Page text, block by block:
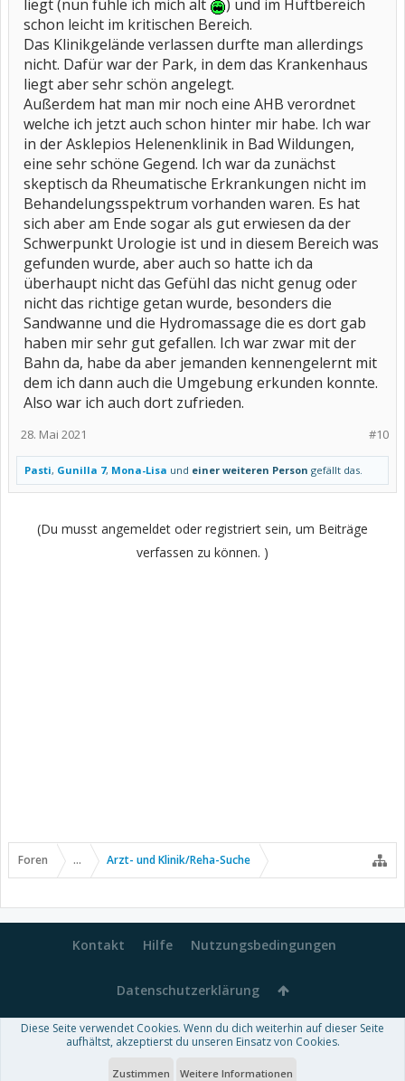
liegt (nun fühle ich mich alt
) und im Hüftbereich
schon leicht im kritischen Bereich.
Das Klinikgelände verlassen durfte man allerdings
nicht. Dafür war der Park, in dem das Krankenhaus
liegt aber sehr schön angelegt.
Außerdem hat man mir noch eine AHB verordnet
welche ich jetzt auch schon hinter mir habe. Ich war
in der Asklepios Helenenklinik in Bad Wildungen,
eine sehr schöne Gegend. Ich war da zunächst
skeptisch da Rheumatische Erkrankungen nicht im
Behandelungsspektrum vorhanden waren. Es hat
sich aber am Ende sogar als gut erwiesen da der
Schwerpunkt Urologie ist und in diesem Bereich was
gefunden wurde, aber auch so hatte ich da
überhaupt nicht das Gefühl das nicht genug oder
nicht das richtige getan wurde, besonders die
Sandwanne und die Hydromassage die es dort gab
haben mir sehr gut gefallen. Ich war zwar mit der
Bahn da, habe da aber jemanden kennengelernt mit
dem ich dann auch die Umgebung erkunden konnte.
Also war ich auch dort zufrieden.
#10
28. Mai 2021
Pasti, Gunilla 7, Mona-Lisa und einer weiteren Person gefällt das.
(Du musst angemeldet oder registriert sein, um Beiträge
verfassen zu können. )
Foren ... Arzt- und Klinik/Reha-Suche
Kontakt Hilfe Nutzungsbedingungen
Datenschutzerklärung
Forum software by XenForo™-Deutsch von xenDach
Theme designed byThemeHouse
Diese Seite verwendet Cookies. Wenn du dich weiterhin auf dieser Seite
aufhältst, akzeptierst du unseren Einsatz von Cookies.
Zustimmen Weitere Informationen